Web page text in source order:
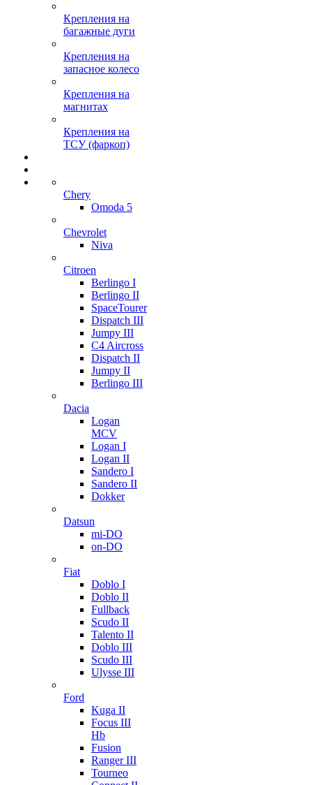
Крепления на
багажные дуги
Крепления на
запасное колесо
Крепления на
магнитах
Крепления на
ТСУ (фаркоп)
Chery
Omoda 5
Chevrolet
Niva
Citroen
Berlingo I
Berlingo II
SpaceTourer
Dispatch III
Jumpy III
C4 Aircross
Dispatch II
Jumpy II
Berlingo III
Dacia
Logan
MCV
Logan I
Logan II
Sandero I
Sandero II
Dokker
Datsun
mi-DO
on-DO
Fiat
Doblo I
Doblo II
Fullback
Scudo II
Talento II
Doblo III
Scudo III
Ulysse III
Ford
Kuga II
Focus III
Hb
Fusion
Ranger III
Tourneo